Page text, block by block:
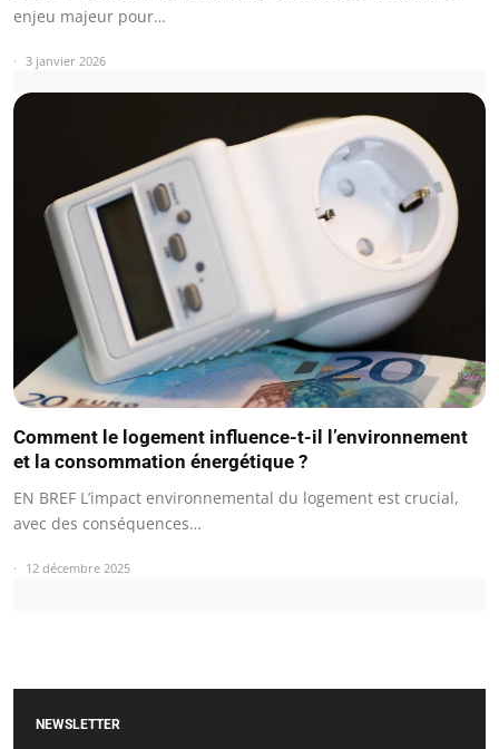
enjeu majeur pour…
3 janvier 2026
Comment le logement influence-t-il l’environnement
et la consommation énergétique ?
EN BREF L’impact environnemental du logement est crucial,
avec des conséquences…
12 décembre 2025
NEWSLETTER